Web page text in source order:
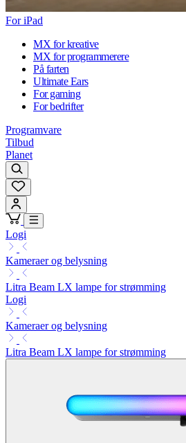
For iPad
MX for kreative
MX for programmerere
På farten
Ultimate Ears
For gaming
For bedrifter
Programvare
Tilbud
Planet
Logi
Kameraer og belysning
Litra Beam LX lampe for strømming
Logi
Kameraer og belysning
Litra Beam LX lampe for strømming